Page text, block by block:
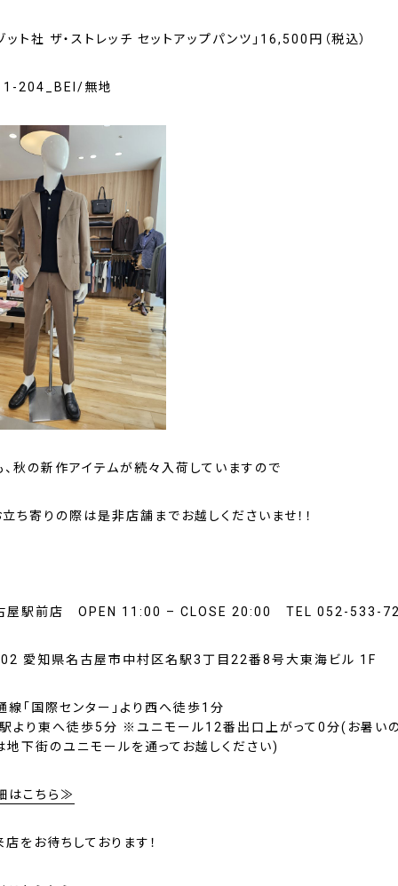
ット社 ザ・ストレッチ セットアップパンツ」16,500円（税込）
204_BEI/無地
秋の新作アイテムが続々入荷していますので
ち寄りの際は是非店舗までお越しくださいませ！！
屋駅前店 OPEN 11:00 – CLOSE 20:00 TEL 052-533-
愛知県名古屋市中村区名駅3丁目22番8号大東海ビル 1F
線「国際センター」より西へ徒歩1分
より東へ徒歩5分 ※ユニモール12番出口上がって0分(お暑いの
地下街のユニモールを通ってお越しください)
はこちら≫
をお待ちしております！